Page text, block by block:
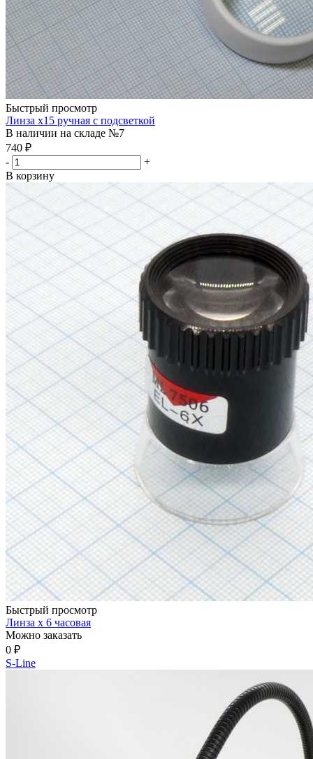
Быстрый просмотр
Линза х15 ручная с подсветкой
В наличии на складе №7
740 ₽
-
+
В корзину
Быстрый просмотр
Линза х 6 часовая
Можно заказать
0 ₽
S-Line